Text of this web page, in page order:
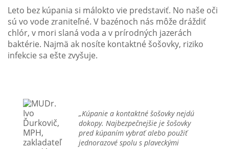
Leto bez kúpania si málokto vie predstaviť. No naše oči
sú vo vode zraniteľné. V bazénoch nás môže dráždiť
chlór, v mori slaná voda a v prírodných jazerách
baktérie. Najmä ak nosíte kontaktné šošovky, riziko
infekcie sa ešte zvyšuje.
„Kúpanie a kontaktné šošovky nejdú
dokopy. Najbezpečnejšie je šošovky
pred kúpaním vybrať alebo použiť
jednorazové spolu s plaveckými